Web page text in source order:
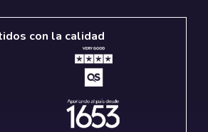
con la calidad